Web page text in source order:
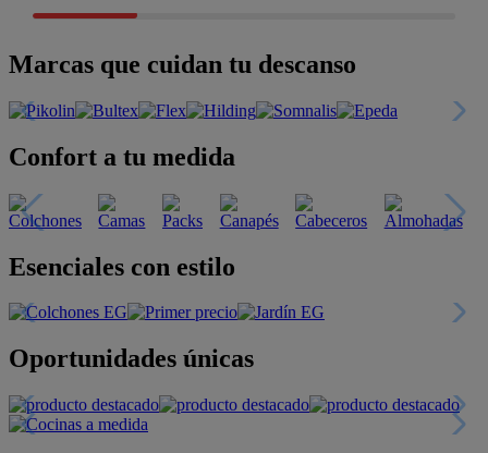
Marcas que cuidan tu descanso
Confort a tu medida
Esenciales con estilo
Oportunidades únicas